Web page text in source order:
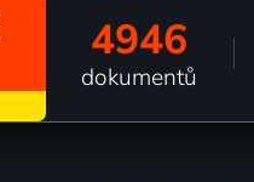
4946
dokumentů